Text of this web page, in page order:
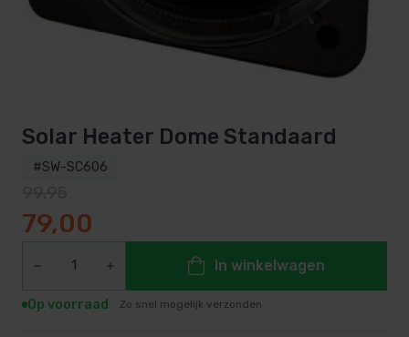
Solar Heater Dome Standaard
#SW-SC606
79,00
In winkelwagen
Op voorraad Zo snel mogelijk verzonden